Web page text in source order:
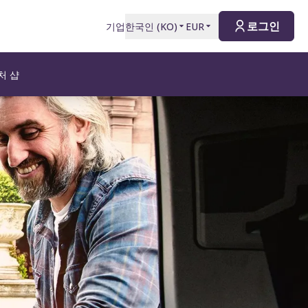
기업한국인 (KO) EUR 로그인
샵